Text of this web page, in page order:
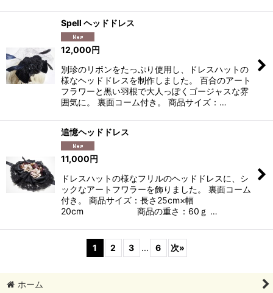
Spell ヘッドドレス
12,000円
別珍のリボンをたっぷり使用し、ドレスハットの
様なヘッドドレスを制作しました。 百合のアート
フラワーと黒い羽根で大人っぽくゴージャスな雰
囲気に。 裏面コーム付き。 商品サイズ：…
追憶ヘッドドレス
11,000円
ドレスハットの様なフリルのヘッドドレスに、シ
ックなアートフワラーを飾りました。 裏面コーム
付き。 商品サイズ：長さ25cm×幅
20cm 商品の重さ：60ｇ …
1 2 3 ... 6 次»
ホーム